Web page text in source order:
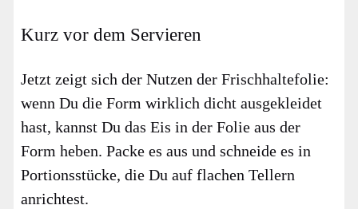
Kurz vor dem Servieren
Jetzt zeigt sich der Nut­zen der Frisch­hal­te­fo­lie:
wenn Du die Form wirk­lich dicht aus­ge­klei­det
hast, kannst Du das Eis in der Folie aus der
Form heben. Packe es aus und schnei­de es in
Por­ti­ons­stü­cke, die Du auf fla­chen Tel­lern
anrich­test.